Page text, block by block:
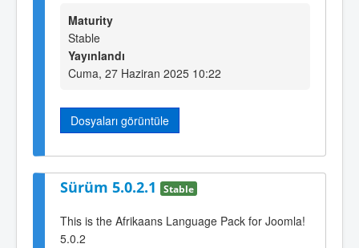
Maturity
Stable
Yayınlandı
Cuma, 27 Haziran 2025 10:22
Dosyaları görüntüle
Sürüm 5.0.2.1 Stable
This is the Afrikaans Language Pack for Joomla!
5.0.2